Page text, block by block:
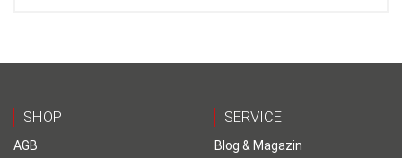
SHOP
AGB
SERVICE
Blog & Magazin